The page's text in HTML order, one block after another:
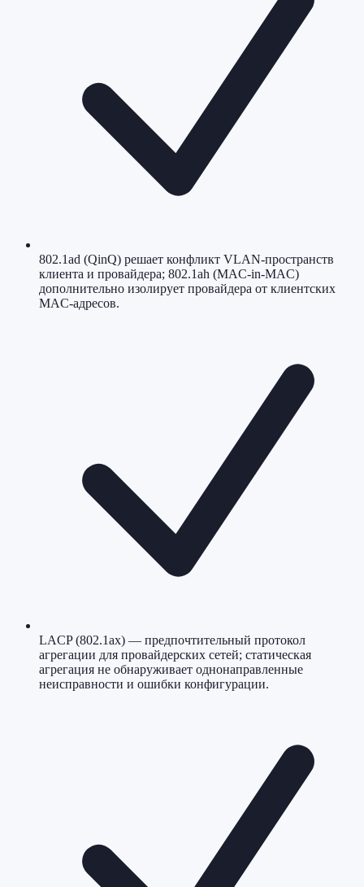
802.1ad (QinQ) решает конфликт VLAN-пространств
клиента и провайдера; 802.1ah (MAC-in-MAC)
дополнительно изолирует провайдера от клиентских
MAC-адресов.
LACP (802.1ax) — предпочтительный протокол
агрегации для провайдерских сетей; статическая
агрегация не обнаруживает однонаправленные
неисправности и ошибки конфигурации.